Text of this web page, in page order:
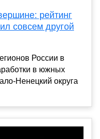
рейтинг
совсем другой
России в
в южных
Ненецкий округа